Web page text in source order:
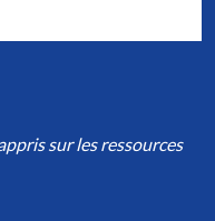
sur les ressources